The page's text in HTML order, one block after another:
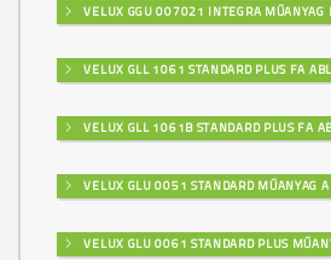
M340
M341
VELUX GGU 007021 INTEGRA MŰANYAG
VELUX GLL 1061 STANDARD PLUS FA
VELUX GLL 1061B STANDARD PLUS FA
VELUX GLU 0051 STANDARD MŰANYAG
VELUX GLU 0061 STANDARD PLUS